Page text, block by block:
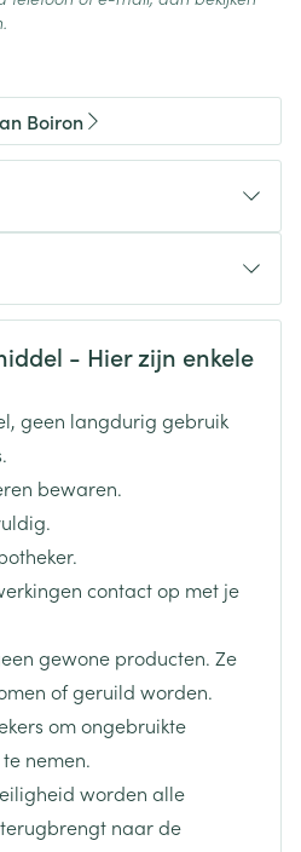
Boiron
(15°C - 25°C)
- Hier zijn enkele
geen langdurig gebruik
bewaren.
contact op met je
gewone producten. Ze
of geruild worden.
om ongebruikte
nemen.
worden alle
naar de